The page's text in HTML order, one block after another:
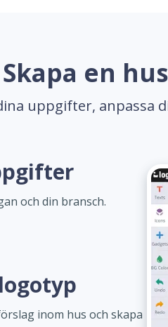
Skapa en
uppgifter, anpassa
och din bransch.
inom hus och skapa